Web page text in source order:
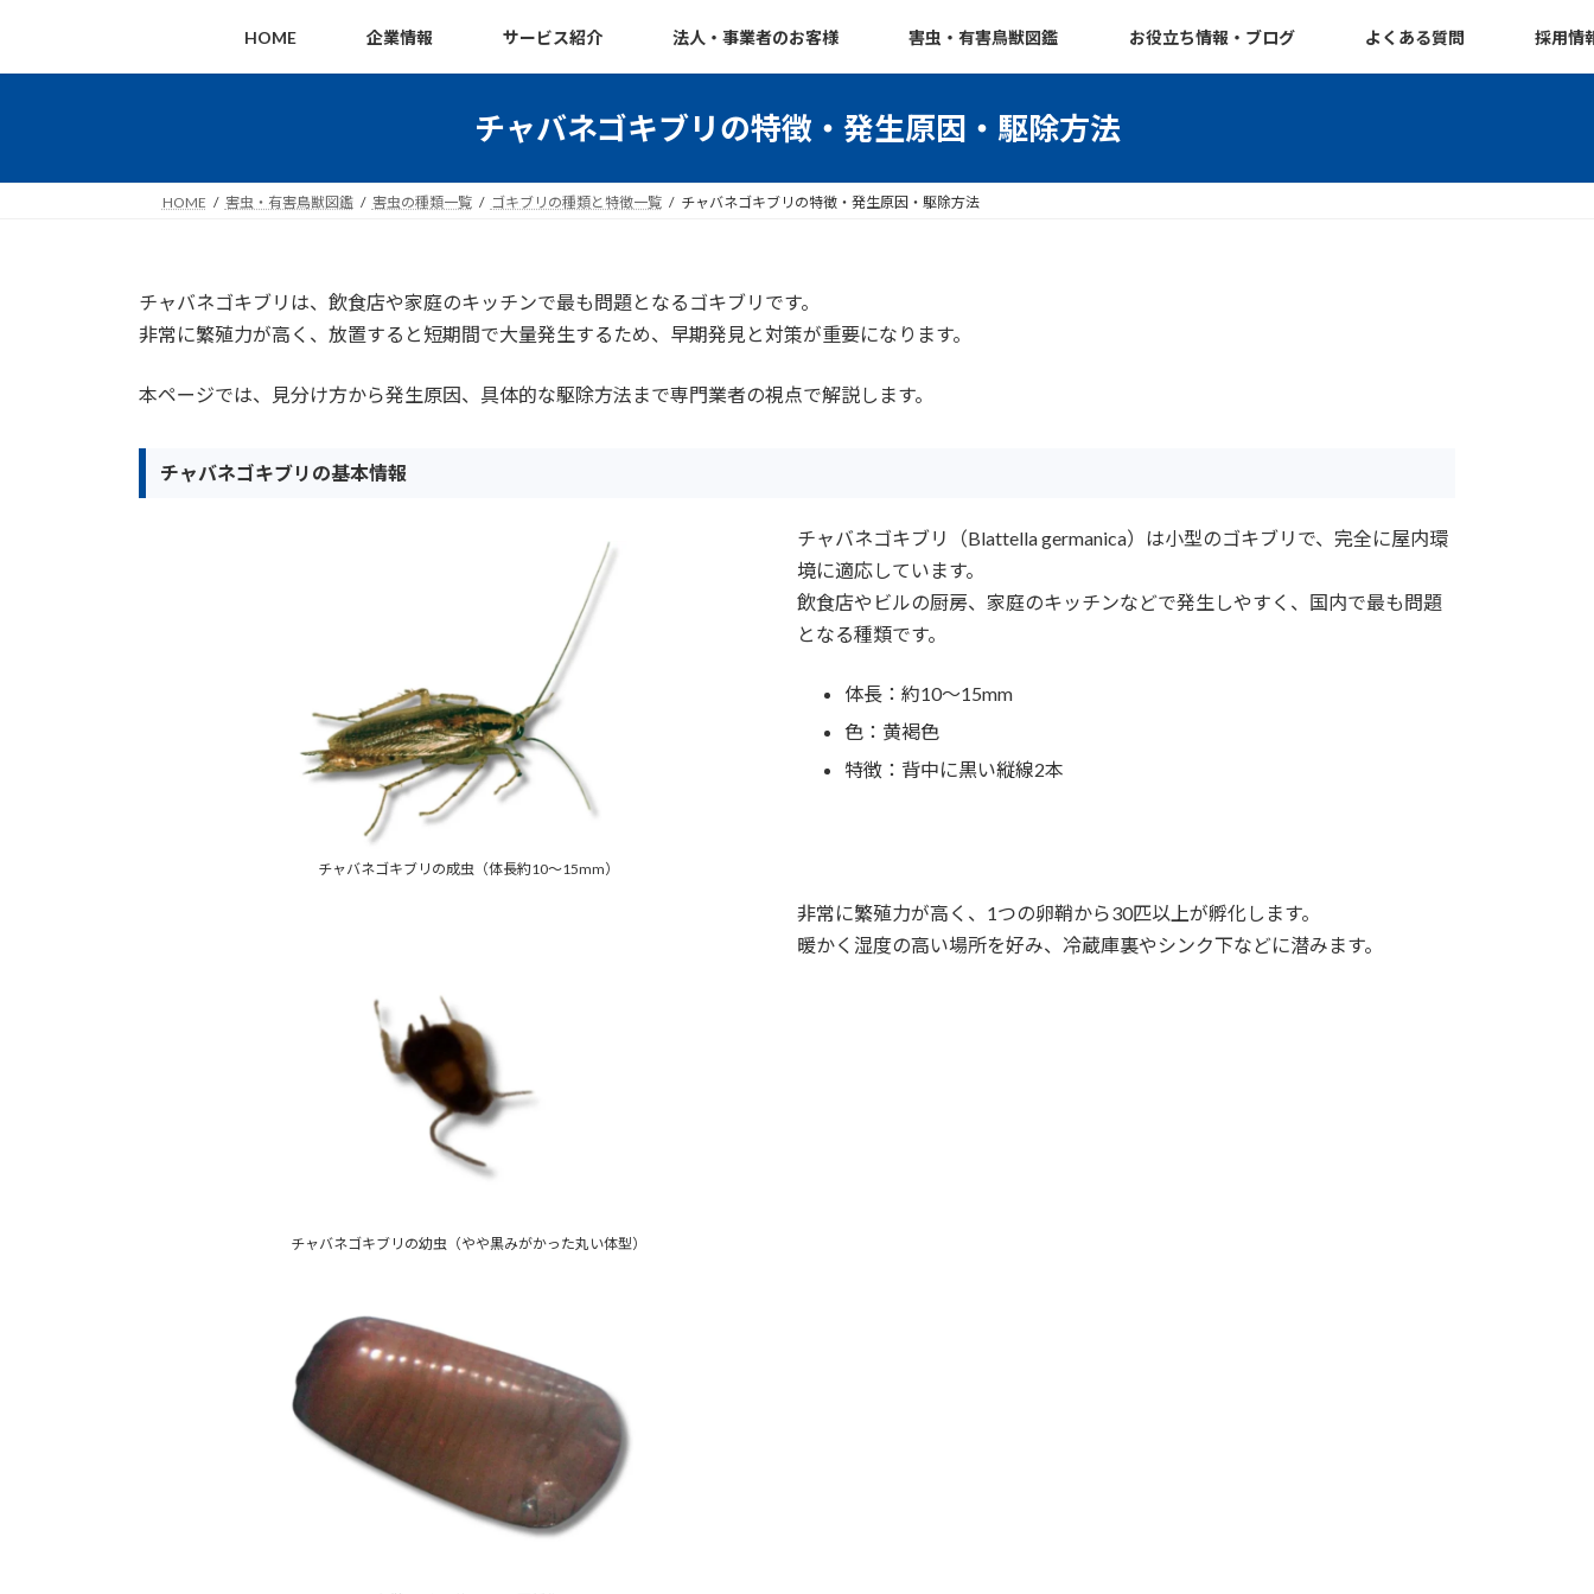
テ
ス
ゲ
ン
HOME 企業情報 サービス紹介 法人・事業者のお客様 害虫・有害鳥獣図鑑 お役立ち情報・ブログ よくある質問 採用情
チャバネゴキブリの特徴・発生原因・駆除方法
HOME 害虫・有害鳥獣図鑑 害虫の種類一覧 ゴキブリの種類と特徴一覧 チャバネゴキブリの特徴・発生原因・駆除方法
チャバネゴキブリは、飲食店や家庭のキッチンで最も問題となるゴキブリです。
非常に繁殖力が高く、放置すると短期間で大量発生するため、早期発見と対策が重要になります。
本ページでは、見分け方から発生原因、具体的な駆除方法まで専門業者の視点で解説します。
チャバネゴキブリの基本情報
チャバネゴキブリの成虫（体長約10〜15mm）
チャバネゴキブリ（Blattella germanica）は小型のゴキブリで、完全に屋内環
境に適応しています。
飲食店やビルの厨房、家庭のキッチンなどで発生しやすく、国内で最も問題
となる種類です。
体長：約10〜15mm
色：黄褐色
特徴：背中に黒い縦線2本
チャバネゴキブリの幼虫（やや黒みがかった丸い体型）
非常に繁殖力が高く、1つの卵鞘から30匹以上が孵化します。
暖かく湿度の高い場所を好み、冷蔵庫裏やシンク下などに潜みます。